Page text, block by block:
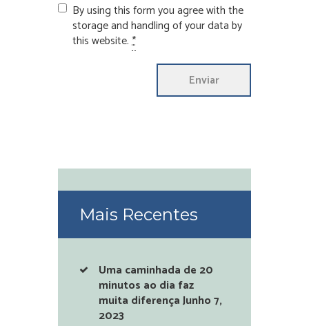
By using this form you agree with the
storage and handling of your data by
this website.*
Mais Recentes
Uma caminhada de 20
minutos ao dia faz
muita diferençaJunho 7,
2023